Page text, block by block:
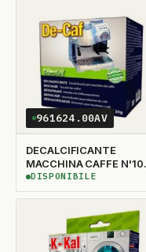
961624.00AV
DECALCIFICANTE
MACCHINA CAFFE N'10
DE-CAF
DISPONIBILE
DISPONIBILE